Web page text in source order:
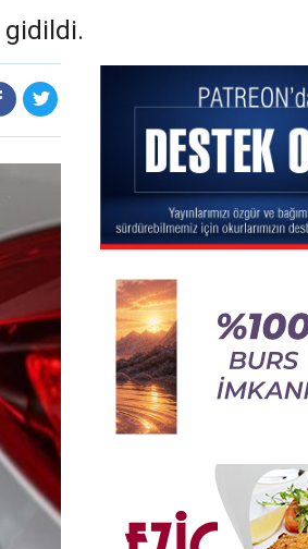
gidildi.